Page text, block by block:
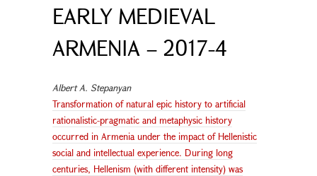
EARLY MEDIEVAL
ARMENIA – 2017-4
Albert A. Stepanyan
Transformation of natural epic history to artificial
rationalistic-pragmatic and metaphysic history
occurred in Armenia under the impact of Hellenistic
social and intellectual experience. During long
centuries, Hellenism (with different intensity) was